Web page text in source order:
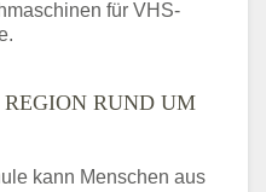
für VHS-
RUND UM
kann Menschen aus